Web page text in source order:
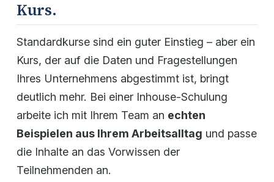
Kurs.
Standardkurse sind ein guter Einstieg – aber ein
Kurs, der auf die Daten und Fragestellungen
Ihres Unternehmens abgestimmt ist, bringt
deutlich mehr. Bei einer Inhouse-Schulung
arbeite ich mit Ihrem Team an echten
Beispielen aus Ihrem Arbeitsalltag und passe
die Inhalte an das Vorwissen der
Teilnehmenden an.